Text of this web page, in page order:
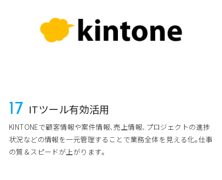
17 ITツール有効活用
KINTONEで顧客情報や案件情報､売上情報､プロジェクトの進捗
状況などの情報を一元管理することで業務全体を見える化｡仕事
の質＆スピードが上がります｡